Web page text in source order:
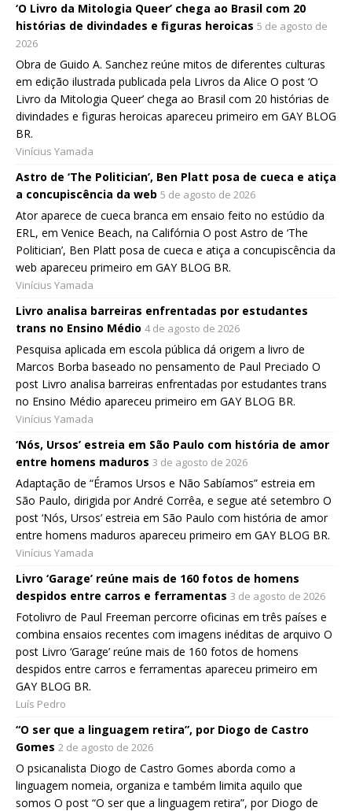
‘O Livro da Mitologia Queer’ chega ao Brasil com 20
histórias de divindades e figuras heroicas 5 de agosto de
2026
Obra de Guido A. Sanchez reúne mitos de diferentes culturas
em edição ilustrada publicada pela Livros da Alice O post ‘O
Livro da Mitologia Queer’ chega ao Brasil com 20 histórias de
divindades e figuras heroicas apareceu primeiro em GAY BLOG
BR.
Vinícius Yamada
Astro de ‘The Politician’, Ben Platt posa de cueca e atiça
a concupiscência da web 5 de agosto de 2026
Ator aparece de cueca branca em ensaio feito no estúdio da
ERL, em Venice Beach, na Califórnia O post Astro de ‘The
Politician’, Ben Platt posa de cueca e atiça a concupiscência da
web apareceu primeiro em GAY BLOG BR.
Vinícius Yamada
Livro analisa barreiras enfrentadas por estudantes
trans no Ensino Médio 4 de agosto de 2026
Pesquisa aplicada em escola pública dá origem a livro de
Marcos Borba baseado no pensamento de Paul Preciado O
post Livro analisa barreiras enfrentadas por estudantes trans
no Ensino Médio apareceu primeiro em GAY BLOG BR.
Vinícius Yamada
‘Nós, Ursos’ estreia em São Paulo com história de amor
entre homens maduros 3 de agosto de 2026
Adaptação de “Éramos Ursos e Não Sabíamos” estreia em
São Paulo, dirigida por André Corrêa, e segue até setembro O
post ‘Nós, Ursos’ estreia em São Paulo com história de amor
entre homens maduros apareceu primeiro em GAY BLOG BR.
Vinícius Yamada
Livro ‘Garage’ reúne mais de 160 fotos de homens
despidos entre carros e ferramentas 3 de agosto de 2026
Fotolivro de Paul Freeman percorre oficinas em três países e
combina ensaios recentes com imagens inéditas de arquivo O
post Livro ‘Garage’ reúne mais de 160 fotos de homens
despidos entre carros e ferramentas apareceu primeiro em
GAY BLOG BR.
Luís Pedro
“O ser que a linguagem retira”, por Diogo de Castro
Gomes 2 de agosto de 2026
O psicanalista Diogo de Castro Gomes aborda como a
linguagem nomeia, organiza e também limita aquilo que
somos O post “O ser que a linguagem retira”, por Diogo de